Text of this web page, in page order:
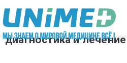
Перейти к основному
Атрезия
диагностика и лечение